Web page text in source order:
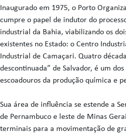
Inaugurado em 1975, o Porto
cumpre o papel de indutor do
industrial da Bahia, viabilizando os
existentes no Estado: o Centro
Industrial de Camaçari. Quatro
descontinuada” de Salvador, é um
escoadouros da produção química e
Sua área de influência se estende a
de Pernambuco e leste de Minas
terminais para a movimentação de